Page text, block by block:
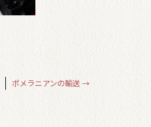
ポメラニアンの輸送 →